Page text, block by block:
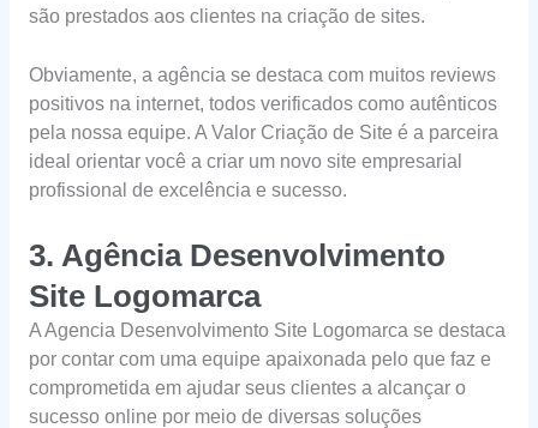
são prestados aos clientes na criação de sites.
Obviamente, a agência se destaca com muitos reviews
positivos na internet, todos verificados como autênticos
pela nossa equipe. A Valor Criação de Site é a parceira
ideal orientar você a criar um novo site empresarial
profissional de excelência e sucesso.
3. Agência Desenvolvimento
Site Logomarca
A Agencia Desenvolvimento Site Logomarca se destaca
por contar com uma equipe apaixonada pelo que faz e
comprometida em ajudar seus clientes a alcançar o
sucesso online por meio de diversas soluções